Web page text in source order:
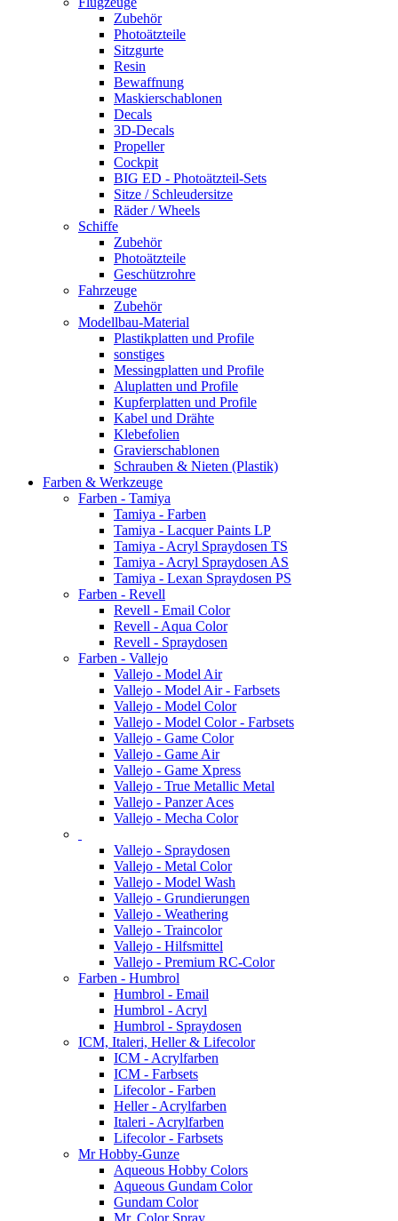
Zubehör
Photoätzteile
Sitzgurte
Resin
Bewaffnung
Maskierschablonen
Decals
3D-Decals
Propeller
Cockpit
BIG ED - Photoätzteil-Sets
Sitze / Schleudersitze
Räder / Wheels
Schiffe
Zubehör
Photoätzteile
Geschützrohre
Fahrzeuge
Zubehör
Modellbau-Material
Plastikplatten und Profile
sonstiges
Messingplatten und Profile
Aluplatten und Profile
Kupferplatten und Profile
Kabel und Drähte
Klebefolien
Gravierschablonen
Schrauben & Nieten (Plastik)
Farben & Werkzeuge
Farben - Tamiya
Tamiya - Farben
Tamiya - Lacquer Paints LP
Tamiya - Acryl Spraydosen TS
Tamiya - Acryl Spraydosen AS
Tamiya - Lexan Spraydosen PS
Farben - Revell
Revell - Email Color
Revell - Aqua Color
Revell - Spraydosen
Farben - Vallejo
Vallejo - Model Air
Vallejo - Model Air - Farbsets
Vallejo - Model Color
Vallejo - Model Color - Farbsets
Vallejo - Game Color
Vallejo - Game Air
Vallejo - Game Xpress
Vallejo - True Metallic Metal
Vallejo - Panzer Aces
Vallejo - Mecha Color
Vallejo - Spraydosen
Vallejo - Metal Color
Vallejo - Model Wash
Vallejo - Grundierungen
Vallejo - Weathering
Vallejo - Traincolor
Vallejo - Hilfsmittel
Vallejo - Premium RC-Color
Farben - Humbrol
Humbrol - Email
Humbrol - Acryl
Humbrol - Spraydosen
ICM, Italeri, Heller & Lifecolor
ICM - Acrylfarben
ICM - Farbsets
Lifecolor - Farben
Heller - Acrylfarben
Italeri - Acrylfarben
Lifecolor - Farbsets
Mr Hobby-Gunze
Aqueous Hobby Colors
Aqueous Gundam Color
Gundam Color
Mr. Color Spray